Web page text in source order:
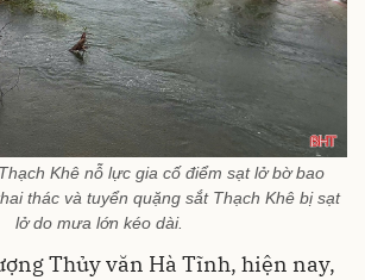
Khê nỗ lực gia cố điểm sạt lở bờ bao
thác và tuyển quặng sắt Thạch Khê bị sạt
lở do mưa lớn kéo dài.
Thủy văn Hà Tĩnh, hiện nay,